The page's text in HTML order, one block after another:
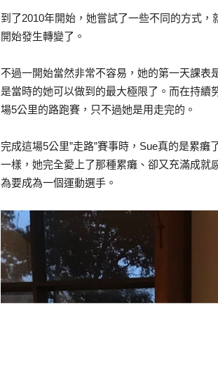
到了2010年開始，她嘗試了一些不同的方式
開始發生轉變了。
不過一開始當然非常不容易，她的第一天課表
是當時的她可以做到的最大極限了。而在持續
場5公里的路跑賽，只不過她是用走完的。
完成這場5公里”走路”賽事時，Sue真的是累
一樣，她完全愛上了那種累癱、卻又充滿成就
為要成為一個運動選手。